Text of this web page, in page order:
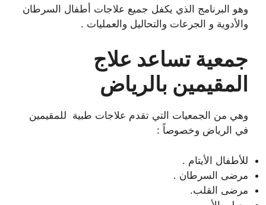
وهو البرنامج الذي يكفل جميع علاجات أطفال السرطان
والأدوية و الجرعات والتحاليل والعمليات .
جمعية تساعد علاج
المقيمين بالرياض
وهي من الجمعيات التي تقدم علاجات طبية للمقيمين
في الرياض وخصوصاً :
للأطفال الأيتام .
مرضى السرطان .
مرضى القلب.